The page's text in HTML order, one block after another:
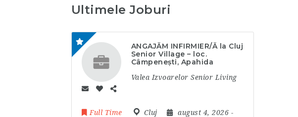
Ultimele Joburi
ANGAJĂM INFIRMIER/Ă la Cluj
Senior Village – loc.
Câmpenești, Apahida
Valea Izvoarelor Senior Living
Full Time Cluj august 4, 2026 -